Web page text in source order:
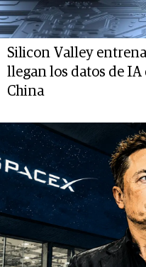
Silicon Valley
llegan los datos de IA
China